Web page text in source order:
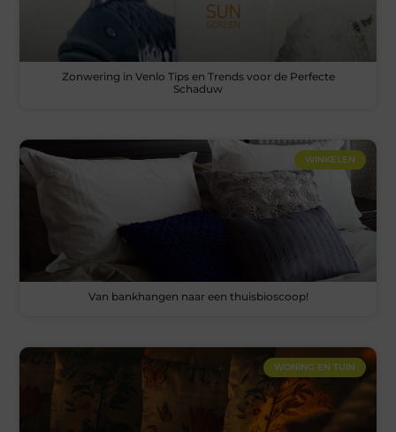
Zonwering in Venlo Tips en Trends voor de Perfecte
Schaduw
WINKELEN
Van bankhangen naar een thuisbioscoop!
WONING EN TUIN